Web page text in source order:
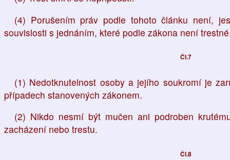
(4) Porušením práv podle tohoto článku není,
souvislosti s jednáním, které podle zákona není
Čl.7
(1) Nedotknutelnost osoby a jejího soukromí je
případech stanovených zákonem.
(2) Nikdo nesmí být mučen ani podroben
zacházení nebo trestu.
Čl.8